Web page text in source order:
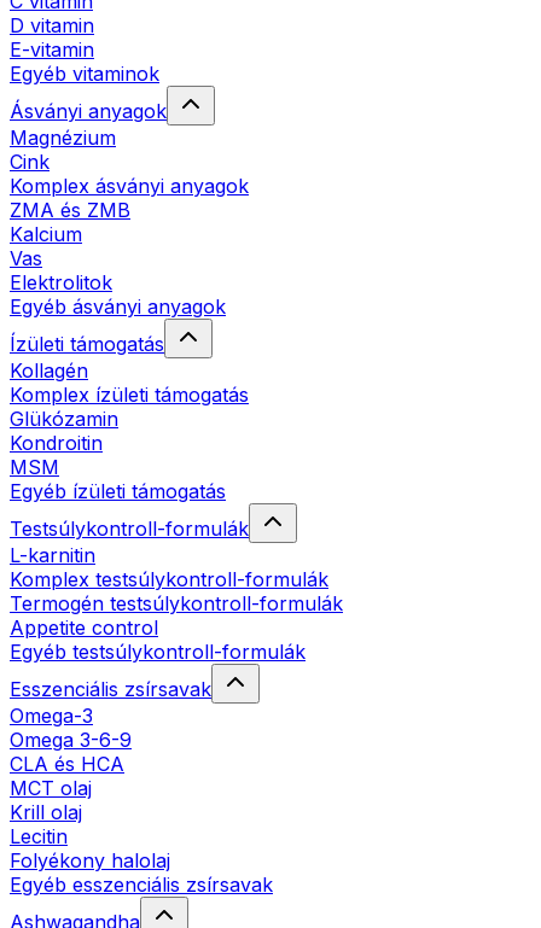
D vitamin
E-vitamin
Egyéb vitaminok
Ásványi anyagok
Magnézium
Cink
Komplex ásványi anyagok
ZMA és ZMB
Kalcium
Vas
Elektrolitok
Egyéb ásványi anyagok
Ízületi támogatás
Kollagén
Komplex ízületi támogatás
Glükózamin
Kondroitin
MSM
Egyéb ízületi támogatás
Testsúlykontroll-formulák
L-karnitin
Komplex testsúlykontroll-formulák
Termogén testsúlykontroll-formulák
Appetite control
Egyéb testsúlykontroll-formulák
Esszenciális zsírsavak
Omega-3
Omega 3-6-9
CLA és HCA
MCT olaj
Krill olaj
Lecitin
Folyékony halolaj
Egyéb esszenciális zsírsavak
Ashwagandha